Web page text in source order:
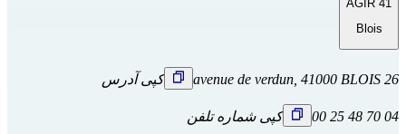
AGIR 41
Blois
26 avenue de verdun, 41000 BLOIS کپی آدرس
04 70 48 25 00 کپی شماره تلفن